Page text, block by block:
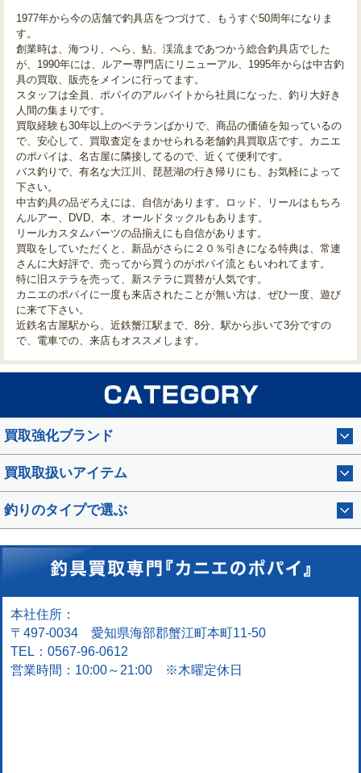
1977年から今の店舗で釣具店をつづけて、もうすぐ50周年になりま
す。
創業時は、海つり、へら、鮎、渓流まであつかう総合釣具店でした
が、1990年には、ルアー専門店にリニューアル、1995年からは中古釣
具の買取、販売をメインに行ってます。
スタッフは全員、ポパイのアルバイトから社員になった、釣り大好き
人間の集まりです。
買取経験も30年以上のベテランばかりで、商品の価値を知っているの
で、安心して、買取査定をまかせられる老舗釣具買取店です。カニエ
のポパイは、名古屋に隣接してるので、近くて便利です。
バス釣りで、有名な大江川、琵琶湖の行き帰りにも、お気軽によって
下さい。
中古釣具の品ぞろえには、自信があります。ロッド、リールはもちろ
んルアー、DVD、本、オールドタックルもあります。
リールカスタムパーツの品揃えにも自信があります。
買取をしていただくと、新品がさらに２０％引きになる特典は、常連
さんに大好評で、売ってから買うのがポパイ流ともいわれてます。
特に旧ステラを売って、新ステラに買替が人気です。
カニエのポパイに一度も来店されたことが無い方は、ぜひ一度、遊び
に来て下さい。
近鉄名古屋駅から、近鉄蟹江駅まで、8分、駅から歩いて3分ですの
で、電車での、来店もオススメします。
買取強化ブランド
買取取扱いアイテム
釣りのタイプで選ぶ
本社住所：
〒497-0034 愛知県海部郡蟹江町本町11-50
TEL：0567-96-0612
営業時間：10:00～21:00 ※木曜定休日